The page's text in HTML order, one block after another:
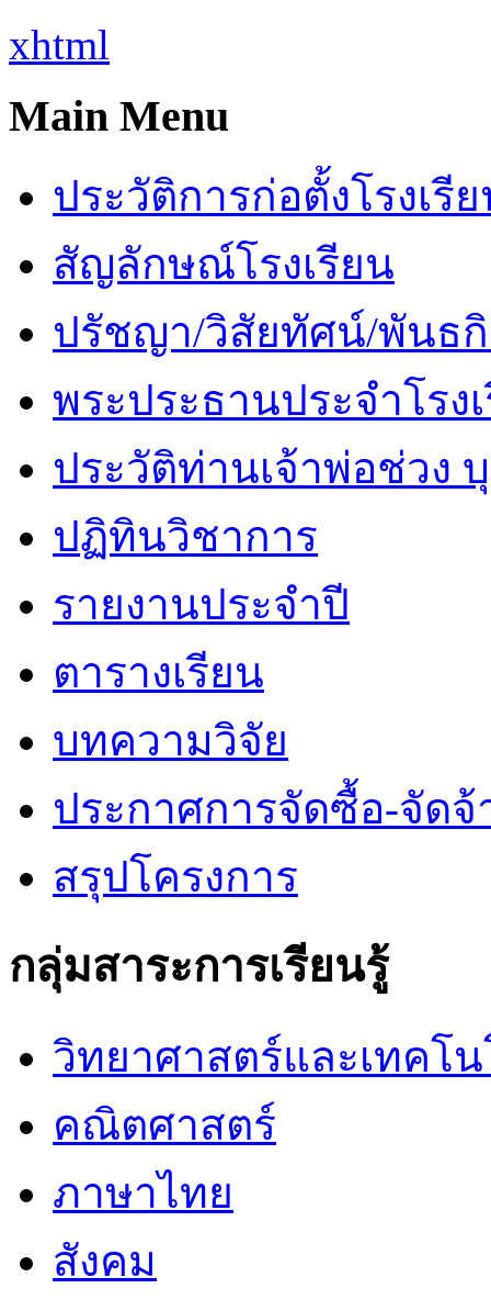
xhtml
Main Menu
ประวัติการก่อตั้งโรงเรี
สัญลักษณ์โรงเรียน
ปรัชญา/วิสัยทัศน์/พันธ
พระประธานประจำโรง
ประวัติท่านเจ้าพ่อช่วง
ปฏิทินวิชาการ
รายงานประจำปี
ตารางเรียน
บทความวิจัย
ประกาศการจัดซื้อ-จัดจ้
สรุปโครงการ
กลุ่มสาระการเรียนรู้
วิทยาศาสตร์และเทคโ
คณิตศาสตร์
ภาษาไทย
สังคม